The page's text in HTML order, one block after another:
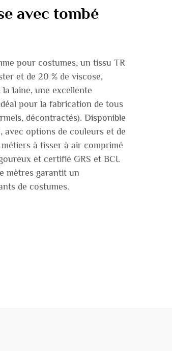
avec tombé
pour costumes, un tissu TR
et de 20 % de viscose,
laine, une excellente
pour la fabrication de tous
décontractés). Disponible
avec options de couleurs et de
à tisser à air comprimé
et certifié GRS et BCI.
mètres garantit un
de costumes.